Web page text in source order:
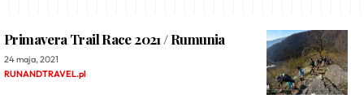
Primavera Trail Race 2021 / Rumunia
24 maja, 2021
RUNANDTRAVEL.pl